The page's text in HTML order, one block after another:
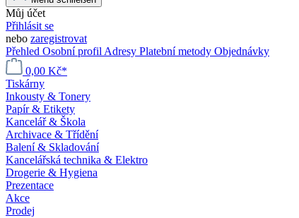
Můj účet
Přihlásit se
nebo zaregistrovat
Přehled Osobní profil Adresy Platební metody Objednávky
0,00 Kč*
Tiskárny
Inkousty & Tonery
Papír & Etikety
Kancelář & Škola
Archivace & Třídění
Balení & Skladování
Kancelářská technika & Elektro
Drogerie & Hygiena
Prezentace
Akce
Prodej